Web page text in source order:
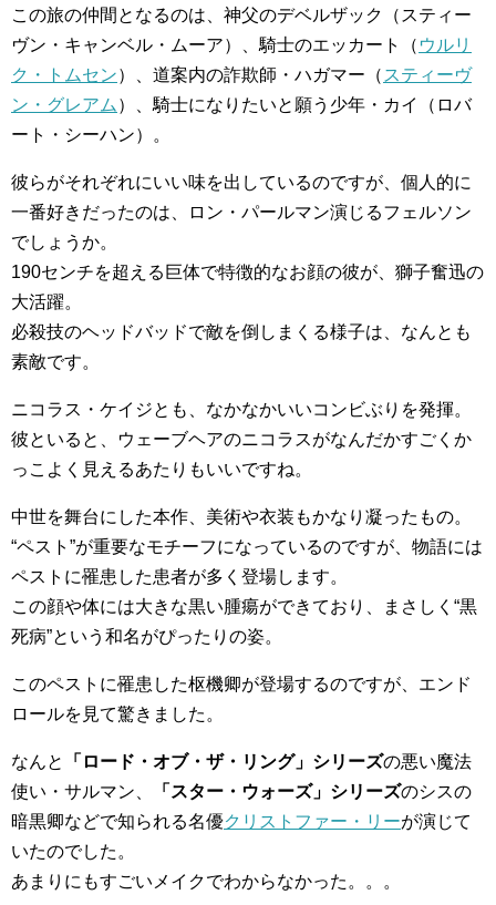
この旅の仲間となるのは、神父のデベルザック（スティー
ヴン・キャンベル・ムーア）、騎士のエッカート（ ウルリ
ク・トムセン）、道案内の詐欺師・ハガマー（ スティーヴ
ン・グレアム ）、騎士になりたいと願う少年・カイ（ロバ
ート・シーハン）。
彼らがそれぞれにいい味を出しているのですが、個人的に
一番好きだったのは、ロン・パールマン演じるフェルソン
でしょうか。
190センチを超える巨体で特徴的なお顔の彼が、獅子奮迅の
大活躍。
必殺技のヘッドバッドで敵を倒しまくる様子は、なんとも
素敵です。
ニコラス・ケイジとも、なかなかいいコンビぶりを発揮。
彼といると、ウェーブヘアのニコラスがなんだかすごくか
っこよく見えるあたりもいいですね。
中世を舞台にした本作、美術や衣装もかなり凝ったもの。
“ペスト”が重要なモチーフになっているのですが、物語には
ペストに罹患した患者が多く登場します。
この顔や体には大きな黒い腫瘍ができており、まさしく“黒
死病”という和名がぴったりの姿。
このペストに罹患した枢機卿が登場するのですが、エンド
ロールを見て驚きました。
なんと 「ロード・オブ・ザ・リング」シリーズの悪い魔法
使い・サルマン、
「スター・ウォーズ」シリーズのシスの
暗黒卿などで知られる名優クリストファー・リーが演じて
いたのでした。
あまりにもすごいメイクでわからなかった。。。